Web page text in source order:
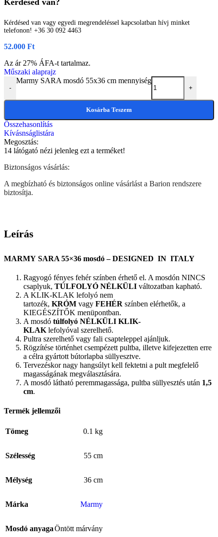
Kérdésed van vagy egyedi megrendeléssel kapcsolatban hívj minket
telefonon! +36 30 092 4463
52.000 Ft
Az ár 27% ÁFA-t tartalmaz.
Műszaki alaprajz
-
Marmy SARA mosdó 55x36 cm mennyiség
+
Kosárba Teszem
Összehasonlítás
Kívásnságlistára
Megosztás:
14 látógató nézi jelenleg ezt a terméket!
Biztonságos vásárlás:
A megbízható és biztonságos online vásárlást a Barion rendszere
biztosítja.
Leírás
MARMY SARA 55×36 mosdó – DESIGNED IN ITALY
Ragyogó fényes fehér színben érhető el. A mosdón NINCS
csaplyuk, TÚLFOLYÓ NÉLKÜLI változatban kapható.
A KLIK-KLAK lefolyó nem
tartozék, KRÓM vagy FEHÉR színben elérhetők, a
KIEGÉSZÍTŐK menüpontban.
A mosdó túlfolyó NÉLKÜLI KLIK-
KLAKlefolyóval szerelhető.
Pultra szerelhető vagy fali csapteleppel ajánljuk.
Rögzítése történhet csempézett pultba, illetve kifejezetten erre
a célra gyártott bútorlapba süllyesztve.
Tervezéskor nagy hangsúlyt kell fektetni a pult megfelelő
magasságának megválasztására.
A mosdó látható peremmagassága, pultba süllyesztés után 1,5
cm.
Termék jellemzői
Tömeg 0.1 kg
Szélesség 55 cm
Mélység 36 cm
Márka Marmy
Mosdó anyagaÖntött márvány